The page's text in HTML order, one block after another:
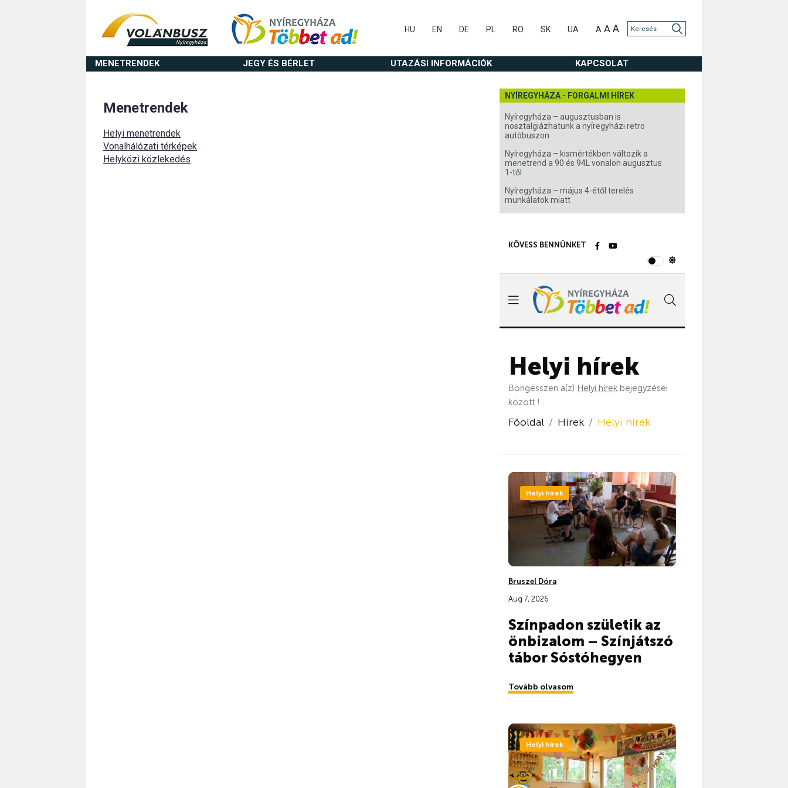
HU EN DE PL RO SK UA A A A
MENETRENDEK JEGY ÉS BÉRLET UTAZÁSI INFORMÁCIÓK KAPCSOLAT
Menetrendek
Helyi menetrendek
Vonalhálózati térképek
Helyközi közlekedés
NYÍREGYHÁZA - FORGALMI HÍREK
Nyíregyháza – augusztusban is
nosztalgiázhatunk a nyíregyházi retro
autóbuszon
Nyíregyháza – kismértékben változik a
menetrend a 90 és 94L vonalon augusztus
1-től
Nyíregyháza – május 4-étől terelés
munkálatok miatt